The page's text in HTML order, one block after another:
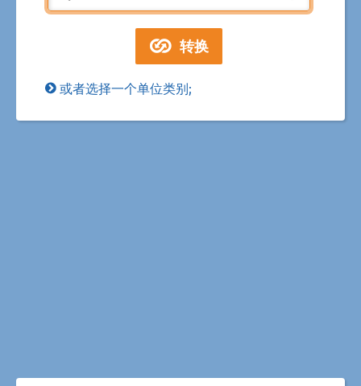
或者选择一个单位类别;